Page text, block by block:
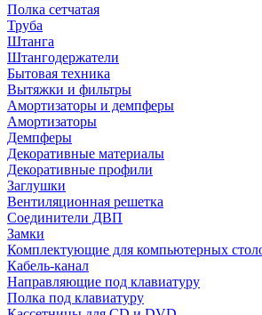
Полка сетчатая
Труба
Штанга
Штангодержатели
Бытовая техника
Вытяжки и фильтры
Амортизаторы и демпферы
Амортизаторы
Демпферы
Декоративные материалы
Декоративные профили
Заглушки
Вентиляционная решетка
Соединители ДВП
Замки
Комплектующие для компьютерных
Кабель-канал
Направляющие под клавиатуру
Полка под клавиатуру